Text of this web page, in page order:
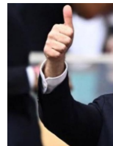
ولاية رابعة في رئاسة فيفا